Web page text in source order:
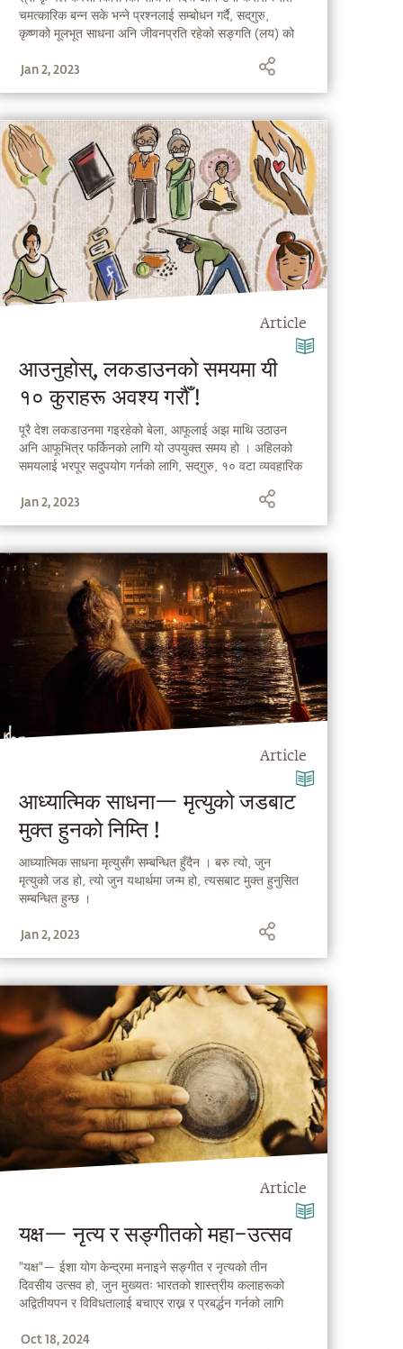
चमत्कारिक बन्न सके भन्ने प्रश्नलाई सम्बोधन गर्दै, सद्‌गुरु,
कृष्णको मूलभूत साधना अनि जीवनप्रति रहेको सङ्गति (लय) को
Jan 2, 2023
Article
आउनुहोस्, लकडाउनको समयमा यी
१० कुराहरू अवश्य गरौँ !
पूरै देश लकडाउनमा गइरहेको बेला, आफूलाई अझ माथि उठाउन
अनि आफूभित्र फर्किनको लागि यो उपयुक्त समय हो । अहिलको
समयलाई भरपूर सदुपयोग गर्नको लागि, सद्‌गुरु, १० वटा व्यवहारिक
Jan 2, 2023
Article
आध्यात्मिक साधना— मृत्युको जडबाट
मुक्त हुनको निम्ति !
आध्यात्मिक साधना मृत्युसँग सम्बन्धित हुँदैन । बरु त्यो, जुन
मृत्युको जड हो, त्यो जुन यथार्थमा जन्म हो, त्यसबाट मुक्त हुनुसित
सम्बन्धित हुन्छ ।
Jan 2, 2023
Article
यक्ष— नृत्य र सङ्गीतको महा–उत्सव
"यक्ष"— ईशा योग केन्द्रमा मनाइने सङ्गीत र नृत्यको तीन
दिवसीय उत्सव हो, जुन मुख्यतः भारतको शास्त्रीय कलाहरूको
अद्वितीयपन र विविधतालाई बचाएर राख्न र प्रबर्द्धन गर्नको लागि
आयामहरूबारे सद्‌गुरुले व्यक्त गर्नुभएका विचारहरू तपाईंमाझ
Oct 18, 2024